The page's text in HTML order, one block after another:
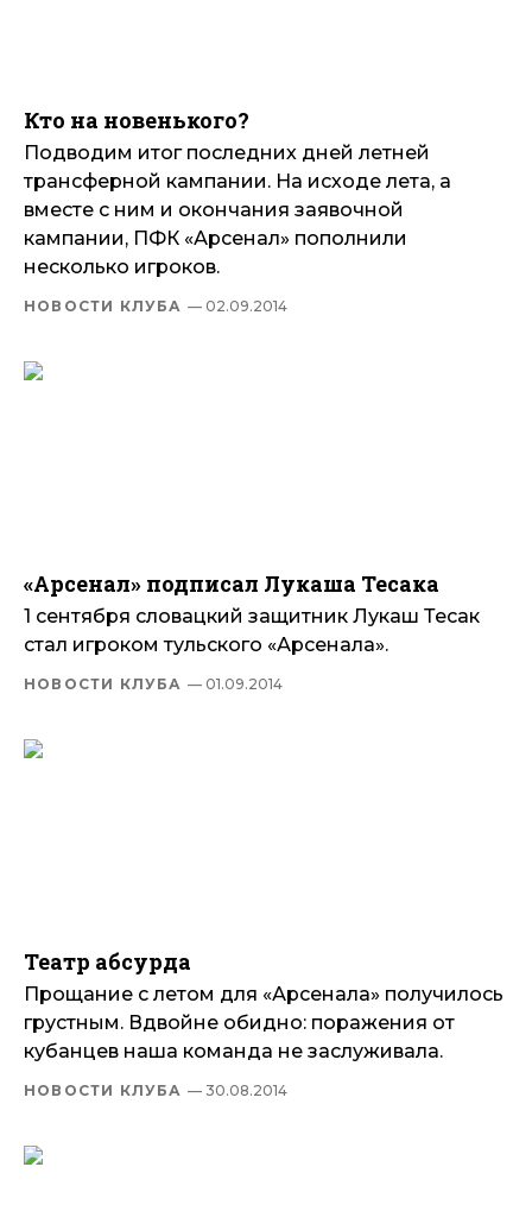
Кто на новенького?
Подводим итог последних дней летней
трансферной кампании. На исходе лета, а
вместе с ним и окончания заявочной
кампании, ПФК «Арсенал» пополнили
несколько игроков.
НОВОСТИ КЛУБА — 02.09.2014
«Арсенал» подписал Лукаша Тесака
1 сентября словацкий защитник Лукаш Тесак
стал игроком тульского «Арсенала».
НОВОСТИ КЛУБА — 01.09.2014
Театр абсурда
Прощание с летом для «Арсенала» получилось
грустным. Вдвойне обидно: поражения от
кубанцев наша команда не заслуживала.
НОВОСТИ КЛУБА — 30.08.2014